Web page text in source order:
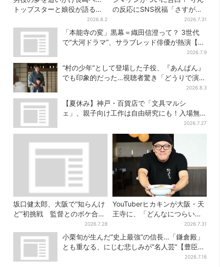
トップスターと娘役が語る
「ハウステンボス歌劇団」と
は？大阪で初公演開催
2026.8.2
の反応にSNS祝福「さすがに
2026.7.31
「本能寺の変」黒幕＝織田信澄って？ 3世代
で“大河ドラマ”、サラブレッド俳優が熱演【豊
2026.7.9
“村の少年”として登場した子役、『あんぱん』
でも印象的だった…視聴者驚き「どうりで演技
2026.8.3
【夏休み】神戸・百貨店で「文具マルシ
ェ」、親子向け工作は自由研究にも！入場無
2026.7.27
坂口健太郎、大阪で“知らんけ
ど”初挑戦 監督とのボケ合戦
2026.7.28
YouTuberヒカキンが大阪・天
王寺に、「どんなにつらい時
でも…」ラーメン愛＆兄セイ
キンとの思い出を語る
2026.7.31
小栗旬が生んだ“史上最強”の信長…「鎌倉殿」
とも重なる、にじむ悲しみが“名人芸”【豊臣兄
2026.7.16